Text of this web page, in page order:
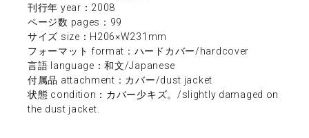
刊行年 year：2008
ページ数 pages：99
サイズ size：H206×W231mm
フォーマット format：ハードカバー/hardcover
言語 language：和文/Japanese
付属品 attachment：カバー/dust jacket
状態 condition：カバー少キズ。/slightly damaged on
the dust jacket.